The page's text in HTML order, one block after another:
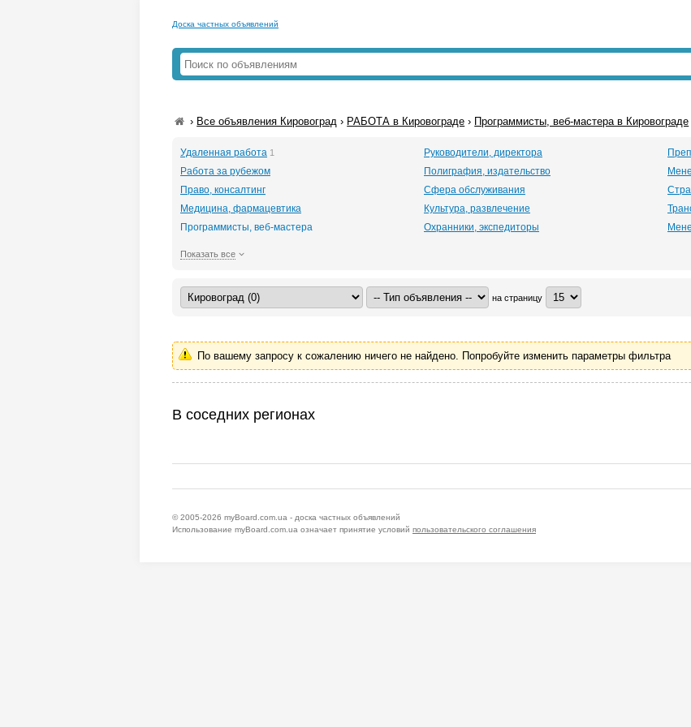
Доска частных объявлений
› Все объявления Кировоград › РАБОТА в Кировограде › Программисты, веб-мастера в Кировограде
Удаленная работа 1 Руководители, директора
Работа за рубежом
Полиграфия, издательство
Право, консалтинг
Сфера обслуживания
Медицина, фармацевтика
Культура, развлечение
Программисты, веб-мастера
Охранники, экспедиторы
Показать все
на страницу
По вашему запросу к сожалению ничего не найдено. Попробуйте изменить параметры фильтра
В соседних регионах
© 2005-2026 myBoard.com.ua - доска частных объявлений
Использование myBoard.com.ua означает принятие условий пользовательского соглашения